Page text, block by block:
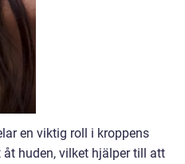
en viktig roll i kroppens
huden, vilket hjälper till att